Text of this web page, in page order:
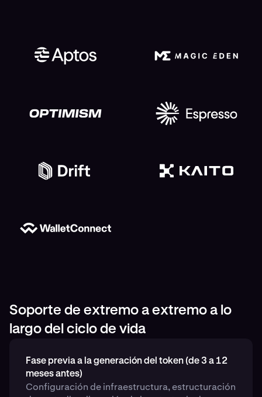
Soporte de extremo a extremo a lo
largo del ciclo de vida
Fase previa a la generación del token (de 3 a 12
meses antes)
Configuración de infraestructura, estructuración